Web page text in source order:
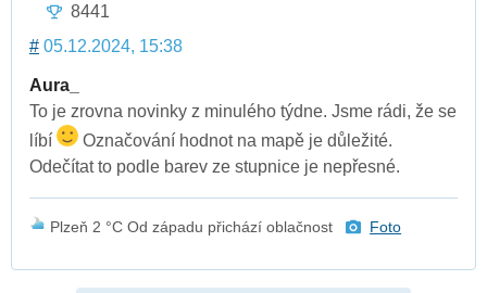
8441
# 05.12.2024, 15:38
Aura_
To je zrovna novinky z minulého týdne. Jsme rádi, že se
líbí
Označování hodnot na mapě je důležité.
Odečítat to podle barev ze stupnice je nepřesné.
Plzeň 2 °C Od západu přichází oblačnost Foto